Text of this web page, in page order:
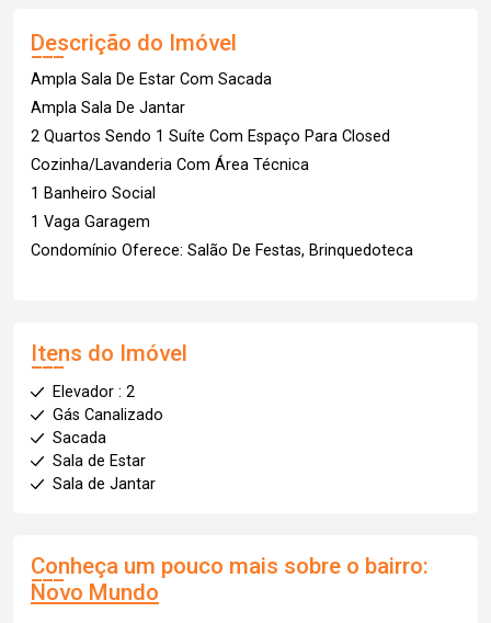
Descrição do Imóvel
Ampla Sala De Estar Com Sacada
Ampla Sala De Jantar
2 Quartos Sendo 1 Suíte Com Espaço Para Closed
Cozinha/Lavanderia Com Área Técnica
1 Banheiro Social
1 Vaga Garagem
Condomínio Oferece: Salão De Festas, Brinquedoteca
Itens do Imóvel
Elevador : 2
Gás Canalizado
Sacada
Sala de Estar
Sala de Jantar
Conheça um pouco mais sobre o bairro:
Novo Mundo